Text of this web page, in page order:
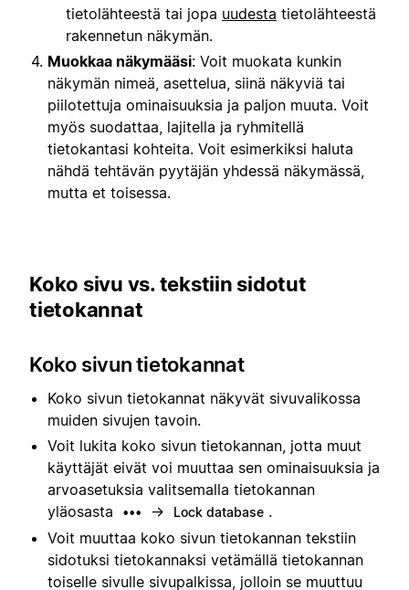
tietolähteestä tai jopa uudesta tietolähteestä
rakennetun näkymän.
Muokkaa näkymääsi: Voit muokata kunkin
näkymän nimeä, asettelua, siinä näkyviä tai
piilotettuja ominaisuuksia ja paljon muuta. Voit
myös suodattaa, lajitella ja ryhmitellä
tietokantasi kohteita. Voit esimerkiksi haluta
nähdä tehtävän pyytäjän yhdessä näkymässä,
mutta et toisessa.
Koko sivu vs. tekstiin sidotut
tietokannat
Koko sivun tietokannat
Koko sivun tietokannat näkyvät sivuvalikossa
muiden sivujen tavoin.
Voit lukita koko sivun tietokannan, jotta muut
käyttäjät eivät voi muuttaa sen ominaisuuksia ja
arvoasetuksia valitsemalla tietokannan
yläosasta
••• → Lock database .
Voit muuttaa koko sivun tietokannan tekstiin
sidotuksi tietokannaksi vetämällä tietokannan
toiselle sivulle sivupalkissa, jolloin se muuttuu